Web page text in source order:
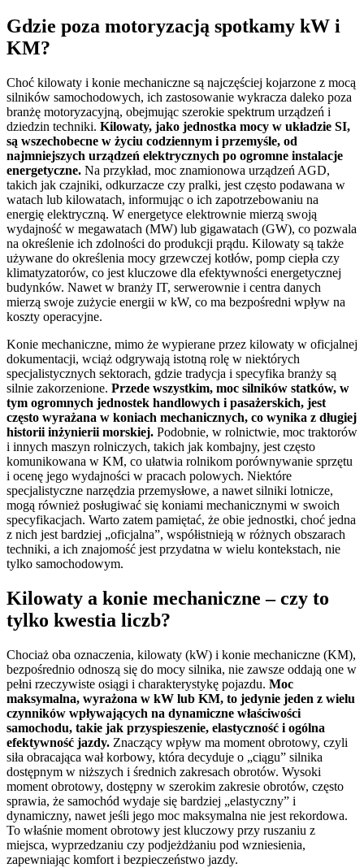
Gdzie poza motoryzacją spotkamy kW i
KM?
Choć kilowaty i konie mechaniczne są najczęściej kojarzone z mocą
silników samochodowych, ich zastosowanie wykracza daleko poza
branżę motoryzacyjną, obejmując szerokie spektrum urządzeń i
dziedzin techniki. Kilowaty, jako jednostka mocy w układzie SI,
są wszechobecne w życiu codziennym i przemyśle, od
najmniejszych urządzeń elektrycznych po ogromne instalacje
energetyczne. Na przykład, moc znamionowa urządzeń AGD,
takich jak czajniki, odkurzacze czy pralki, jest często podawana w
watach lub kilowatach, informując o ich zapotrzebowaniu na
energię elektryczną. W energetyce elektrownie mierzą swoją
wydajność w megawatach (MW) lub gigawatach (GW), co pozwala
na określenie ich zdolności do produkcji prądu. Kilowaty są także
używane do określenia mocy grzewczej kotłów, pomp ciepła czy
klimatyzatorów, co jest kluczowe dla efektywności energetycznej
budynków. Nawet w branży IT, serwerownie i centra danych
mierzą swoje zużycie energii w kW, co ma bezpośredni wpływ na
koszty operacyjne.
Konie mechaniczne, mimo że wypierane przez kilowaty w oficjalnej
dokumentacji, wciąż odgrywają istotną rolę w niektórych
specjalistycznych sektorach, gdzie tradycja i specyfika branży są
silnie zakorzenione. Przede wszystkim, moc silników statków, w
tym ogromnych jednostek handlowych i pasażerskich, jest
często wyrażana w koniach mechanicznych, co wynika z długiej
historii inżynierii morskiej. Podobnie, w rolnictwie, moc traktorów
i innych maszyn rolniczych, takich jak kombajny, jest często
komunikowana w KM, co ułatwia rolnikom porównywanie sprzętu
i ocenę jego wydajności w pracach polowych. Niektóre
specjalistyczne narzędzia przemysłowe, a nawet silniki lotnicze,
mogą również posługiwać się koniami mechanicznymi w swoich
specyfikacjach. Warto zatem pamiętać, że obie jednostki, choć jedna
z nich jest bardziej „oficjalna”, współistnieją w różnych obszarach
techniki, a ich znajomość jest przydatna w wielu kontekstach, nie
tylko samochodowym.
Kilowaty a konie mechaniczne – czy to
tylko kwestia liczb?
Chociaż oba oznaczenia, kilowaty (kW) i konie mechaniczne (KM),
bezpośrednio odnoszą się do mocy silnika, nie zawsze oddają one w
pełni rzeczywiste osiągi i charakterystykę pojazdu. Moc
maksymalna, wyrażona w kW lub KM, to jedynie jeden z wielu
czynników wpływających na dynamiczne właściwości
samochodu, takie jak przyspieszenie, elastyczność i ogólna
efektywność jazdy. Znaczący wpływ ma moment obrotowy, czyli
siła obracająca wał korbowy, która decyduje o „ciągu” silnika
dostępnym w niższych i średnich zakresach obrotów. Wysoki
moment obrotowy, dostępny w szerokim zakresie obrotów, często
sprawia, że samochód wydaje się bardziej „elastyczny” i
dynamiczny, nawet jeśli jego moc maksymalna nie jest rekordowa.
To właśnie moment obrotowy jest kluczowy przy ruszaniu z
miejsca, wyprzedzaniu czy podjeżdżaniu pod wzniesienia,
zapewniając komfort i bezpieczeństwo jazdy.